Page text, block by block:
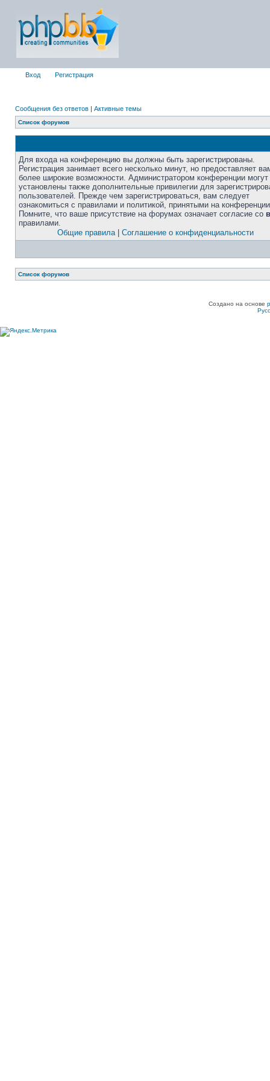
Вход Регистрация
Сообщения без ответов | Активные темы
Список форумов
Для входа на конференцию вы должны быть зарегистрированы.
Регистрация занимает всего несколько минут, но предоставляет
более широкие возможности. Администратором конференции
установлены также дополнительные привилегии для
пользователей. Прежде чем зарегистрироваться, вам следует
ознакомиться с правилами и политикой, принятыми на
Помните, что ваше присутствие на форумах означает согласие со
правилами.
Общие правила| Соглашение о конфиденциальности
Список форумов
Создано на основе